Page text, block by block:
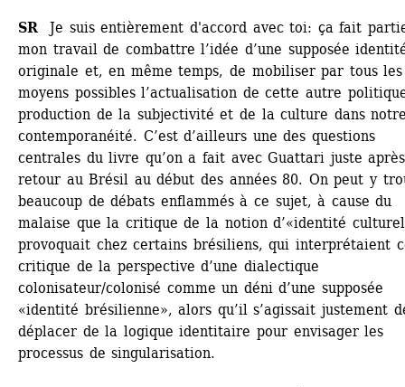
SR Je suis entièrement d'accord avec toi: ça fait
mon travail de combattre l’idée d’une supposée
originale et, en même temps, de mobiliser par tous les
moyens possibles l’actualisation de cette autre
production de la subjectivité et de la culture dans
contemporanéité. C’est d’ailleurs une des questions
centrales du livre qu’on a fait avec Guattari juste
retour au Brésil au début des années 80. On peut y
beaucoup de débats enflammés à ce sujet, à cause du
malaise que la critique de la notion d’«identité
provoquait chez certains brésiliens, qui interprétaient
critique de la perspective d’une dialectique
colonisateur/colonisé comme un déni d’une supposée
«identité brésilienne», alors qu’il s’agissait justement
déplacer de la logique identitaire pour envisager les
processus de singularisation.